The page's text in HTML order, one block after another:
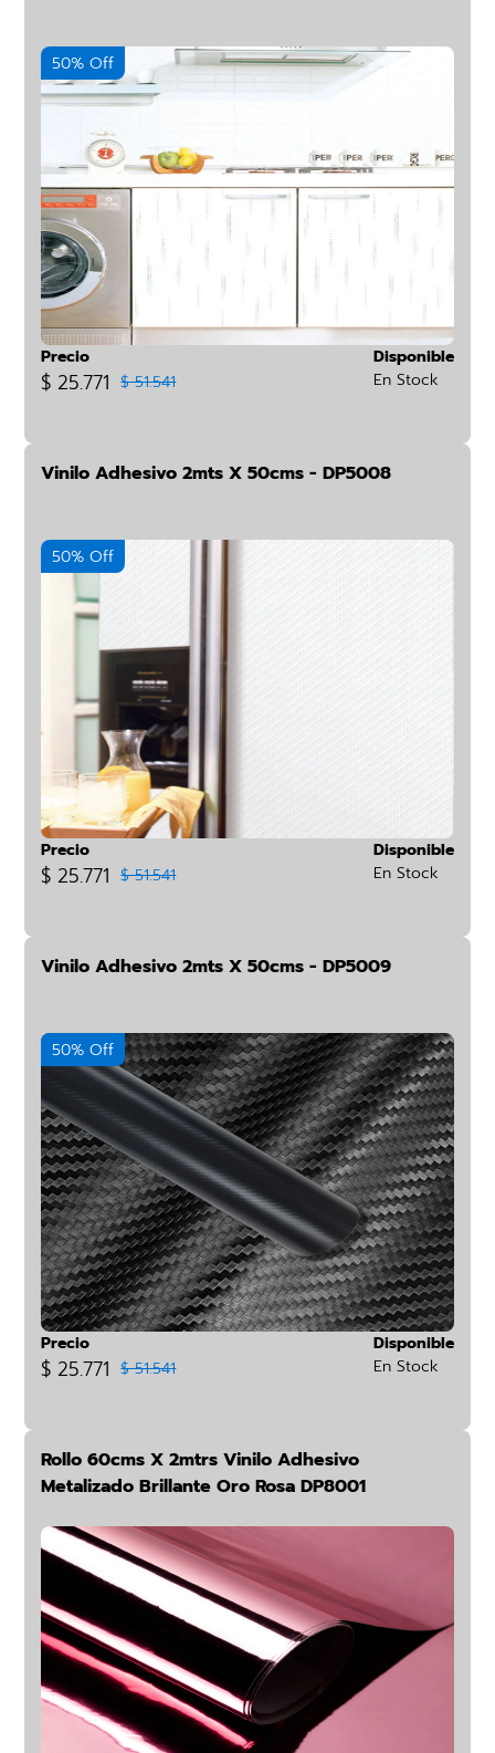
50% Off
Precio
$ 25.771 $ 51.541
Disponible
En Stock
Vinilo Adhesivo 2mts X 50cms - DP5008
50% Off
Precio
$ 25.771 $ 51.541
Disponible
En Stock
Vinilo Adhesivo 2mts X 50cms - DP5009
50% Off
Precio
$ 25.771 $ 51.541
Disponible
En Stock
Rollo 60cms X 2mtrs Vinilo Adhesivo
Metalizado Brillante Oro Rosa DP8001